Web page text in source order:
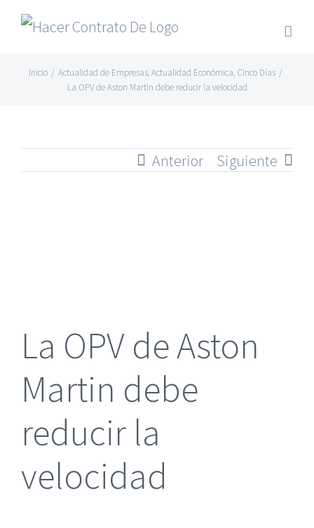
Skip
Inicio / Actualidad de Empresas,Actualidad Económica, Cinco Días /
La OPV de Aston Martin debe reducir la velocidad
Anterior Siguiente
La OPV de Aston
Martin debe
reducir la
velocidad